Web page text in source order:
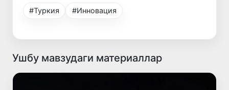
#Туркия #Инновация
Ушбу мавзудаги материаллар